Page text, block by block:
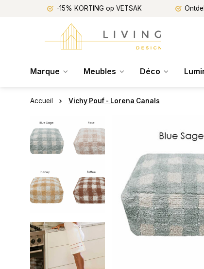
-15% KORTING op VETSAK
Marque Meubles Déco
Accueil Vichy Pouf - Lorena Canals